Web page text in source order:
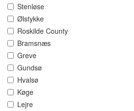
Stenløse
Ølstykke
Roskilde County
Bramsnæs
Greve
Gundsø
Hvalsø
Køge
Lejre